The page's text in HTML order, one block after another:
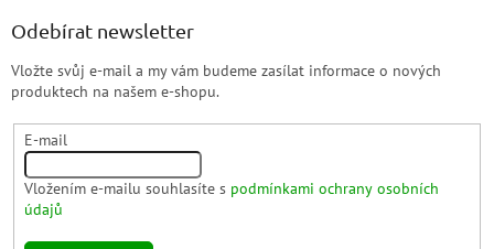
Odebírat newsletter
Vložte svůj e-mail a my vám budeme zasílat informace o nových
produktech na našem e-shopu.
E-mail
Vložením e-mailu souhlasíte s podmínkami ochrany osobních
údajů